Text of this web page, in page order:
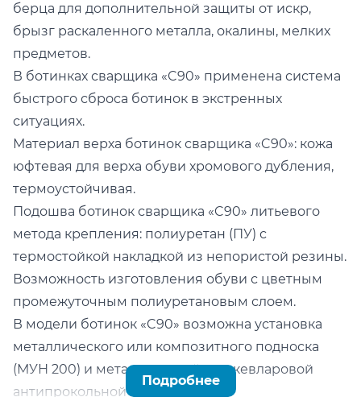
бeрца для дополнительной защиты от искр,
брызг раскаленного металла, окалины, мелких
предметов.
В ботинках сварщика «C90» применена система
быстрого сброса ботинок в экстренных
ситуациях.
Материал верха ботинок сварщика «C90»: кожа
юфтевая для верха обуви хромового дубления,
термоустойчивая.
Подошва ботинок сварщика «C90» литьевого
метода крепления: полиуретан (ПУ) с
термостойкой накладкой из непористой резины.
Возможность изготовления обуви с цветным
промежуточным полиуретановым слоем.
В модели ботинок «C90» возможна установка
металлического или композитного подноска
(МУН 200) и металлической или кевларовой
антипрокольной стельки.
Подробнее